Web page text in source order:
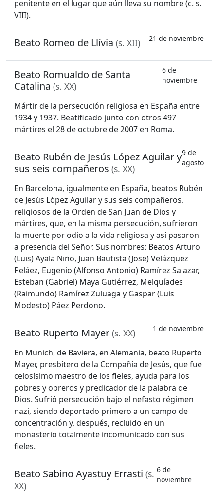
penitente en el lugar que aún lleva su nombre (c. s.
VIII).
Beato Romeo de Llívia (s. XII) 21 de noviembre
Beato Romualdo de Santa
Catalina (s. XX)
6 de
noviembre
Mártir de la persecución religiosa en España entre
1934 y 1937. Beatificado junto con otros 497
mártires el 28 de octubre de 2007 en Roma.
Beato Rubén de Jesús López Aguilar y
sus seis compañeros (s. XX)
9 de
agosto
En Barcelona, igualmente en España, beatos Rubén
de Jesús López Aguilar y sus seis compañeros,
religiosos de la Orden de San Juan de Dios y
mártires, que, en la misma persecución, sufrieron
la muerte por odio a la vida religiosa y así pasaron
a presencia del Señor. Sus nombres: Beatos Arturo
(Luis) Ayala Niño, Juan Bautista (José) Velázquez
Peláez, Eugenio (Alfonso Antonio) Ramírez Salazar,
Esteban (Gabriel) Maya Gutiérrez, Melquíades
(Raimundo) Ramírez Zuluaga y Gaspar (Luis
Modesto) Páez Perdono.
Beato Ruperto Mayer (s. XX) 1 de noviembre
En Munich, de Baviera, en Alemania, beato Ruperto
Mayer, presbítero de la Compañía de Jesús, que fue
celosísimo maestro de los fieles, ayuda para los
pobres y obreros y predicador de la palabra de
Dios. Sufrió persecución bajo el nefasto régimen
nazi, siendo deportado primero a un campo de
concentración y, después, recluido en un
monasterio totalmente incomunicado con sus
fieles.
Beato Sabino Ayastuy Errasti (s.
XX)
6 de
noviembre